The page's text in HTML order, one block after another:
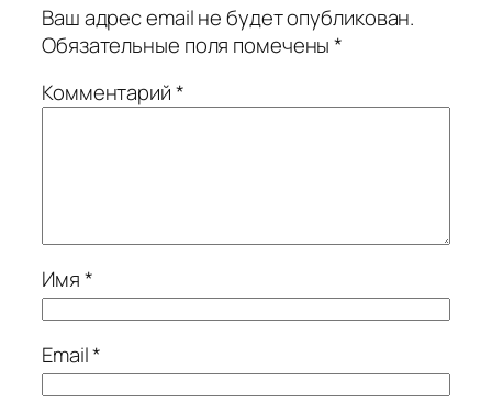
Ваш адрес email не будет опубликован.
Обязательные поля помечены*
Комментарий*
Имя*
Email*